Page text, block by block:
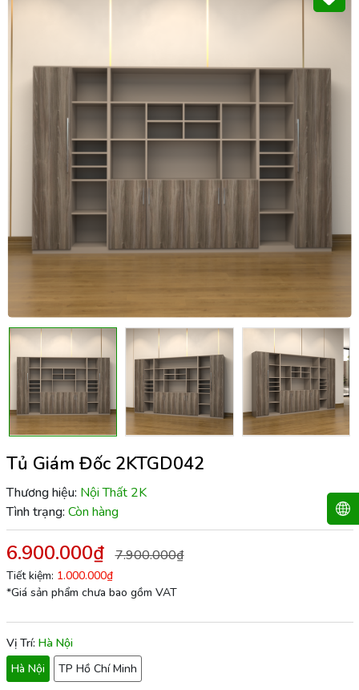
Tủ Giám Đốc 2KTGD042
Thương hiệu: Nội Thất 2K
Tình trạng: Còn hàng
6.900.000₫ 7.900.000₫
Tiết kiệm: 1.000.000₫
*Giá sản phẩm chưa bao gồm VAT
Vị Trí: Hà Nội
Hà Nội
TP Hồ Chí Minh